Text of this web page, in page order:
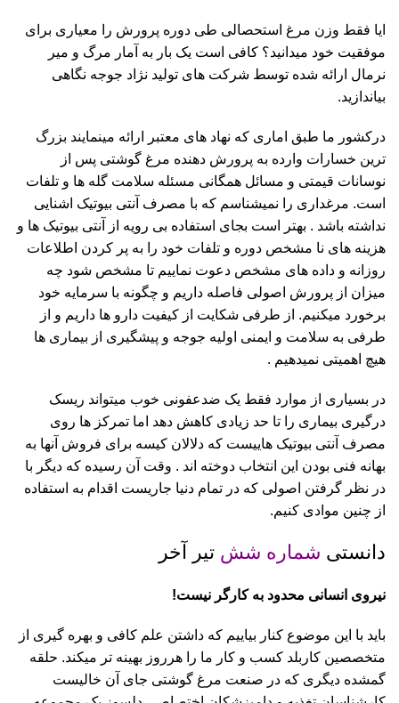
ایا فقط وزن مرغ استحصالی طی دوره پرورش را معیاری برای
موفقیت خود میدانید؟ کافی است یک بار به آمار مرگ و میر
نرمال ارائه شده توسط شرکت های تولید نژاد جوجه نگاهی
بیاندازید.
درکشور ما طبق اماری که نهاد های معتبر ارائه مینمایند بزرگ
ترین خسارات وارده به پرورش دهنده مرغ گوشتی پس از
نوسانات قیمتی و مسائل همگانی مسئله سلامت گله ها و تلفات
است. مرغداری را نمیشناسم که با مصرف آنتی بیوتیک اشنایی
نداشته باشد . بهتر است بجای استفاده بی رویه از آنتی بیوتیک ها و
هزینه های نا مشخص دوره و تلفات خود را به پر کردن اطلاعات
روزانه و داده های مشخص دعوت نماییم تا مشخص شود چه
میزان از پرورش اصولی فاصله داریم و چگونه با سرمایه خود
برخورد میکنیم. از طرفی شکایت از کیفیت دارو ها داریم و از
طرفی به سلامت و ایمنی اولیه جوجه و پیشگیری از بیماری ها
هیچ اهمیتی نمیدهیم .
در بسیاری از موارد فقط یک ضدعفونی خوب میتواند ریسک
درگیری بیماری را تا حد زیادی کاهش دهد اما تمرکز ها روی
مصرف آنتی بیوتیک هاییست که دلالان کیسه برای فروش آنها به
بهانه فنی بودن این انتخاب دوخته اند . وقت آن رسیده که دیگر با
در نظر گرفتن اصولی که در تمام دنیا جاریست اقدام به استفاده
از چنین موادی کنیم.
دانستی شماره شش تیر آخر
نیروی انسانی محدود به کارگر نیست!
باید با این موضوع کنار بیاییم که داشتن علم کافی و بهره گیری از
متخصصین کاربلد کسب و کار ما را هرروز بهینه تر میکند. حلقه
گمشده دیگری که در صنعت مرغ گوشتی جای آن خالیست